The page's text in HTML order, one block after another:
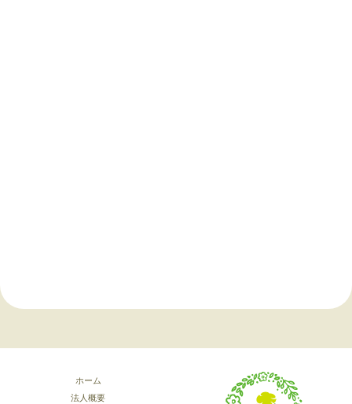
ホーム
法人概要